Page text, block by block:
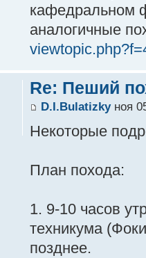
кафедральном
аналогичные
Re: Пеший
D.I.Bulatizkyноя
Некоторые
План похода:
1. 9-10 часов
техникума
позднее.